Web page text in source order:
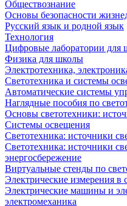
Обществознание
Основы безопасности
Русский язык и родной язык
Технология
Цифровые лаборатории для
Физика для школы
Электротехника,
Светотехника и системы
Автоматические системы
Наглядные пособия по
Основы светотехники:
Системы освещения
Светотехника: источники
Светотехника: источники
энергосбережение
Виртуальные стенды по
Электрические измерения в
Электрические машины и
электромеханика